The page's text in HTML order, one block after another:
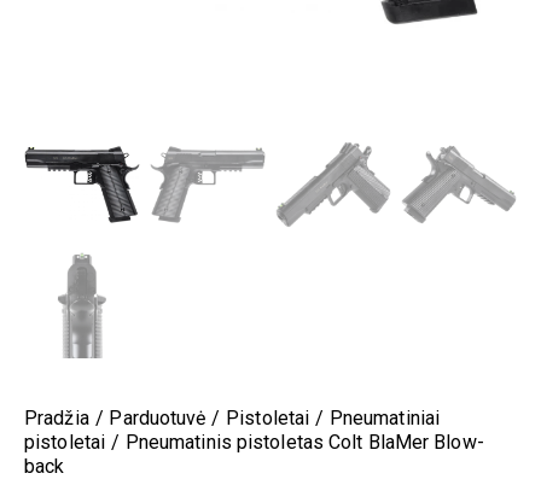
Pradžia Parduotuvė Pistoletai
Pneumatiniai
pistoletai
Pneumatinis pistoletas Colt BlaMer Blow-
back